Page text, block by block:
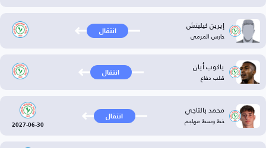
إيرين كيليتش
حارس المرمى انتقال
ياكوب أيان
قلب دفاع انتقال
محمد بالتاجي
خط وسط مهاجم انتقال
2027-06-30